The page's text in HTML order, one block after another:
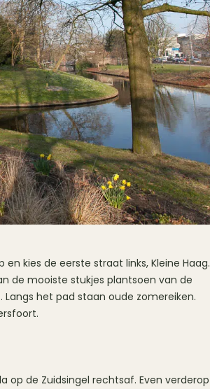
en kies de eerste straat links, Kleine Haag.
de mooiste stukjes plantsoen van de
het pad staan oude zomereiken.
op de Zuidsingel rechtsaf. Even verderop